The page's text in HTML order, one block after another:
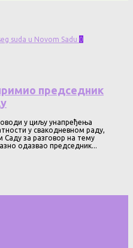
0
председник
у циљу унапређења
у свакодневном раду,
за разговор на тему
одазваo председник...